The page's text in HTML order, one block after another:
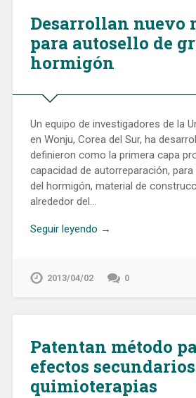
Desarrollan nuevo
para autosello de
hormigón
Un equipo de investigadores de la
en Wonju, Corea del Sur, ha
definieron como la primera capa
capacidad de autorreparación,
del hormigón, material de
alrededor del…
Seguir leyendo →
2013/04/02 0
Patentan método
efectos
quimioterapias